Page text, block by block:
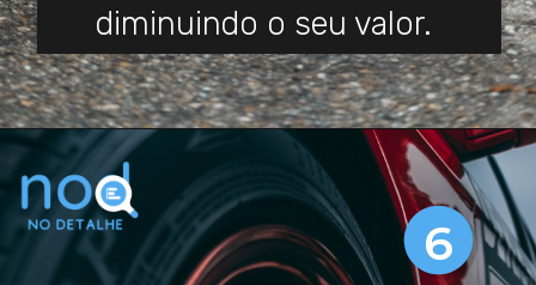
diminuindo o seu valor.
6